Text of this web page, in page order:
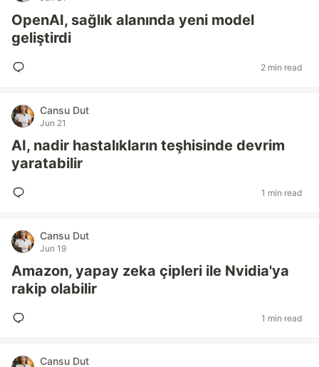
OpenAI, sağlık alanında yeni model
geliştirdi
2 min read
Cansu Dut
Jun 21
AI, nadir hastalıkların teşhisinde devrim
yaratabilir
1 min read
Cansu Dut
Jun 19
Amazon, yapay zeka çipleri ile Nvidia'ya
rakip olabilir
1 min read
Cansu Dut